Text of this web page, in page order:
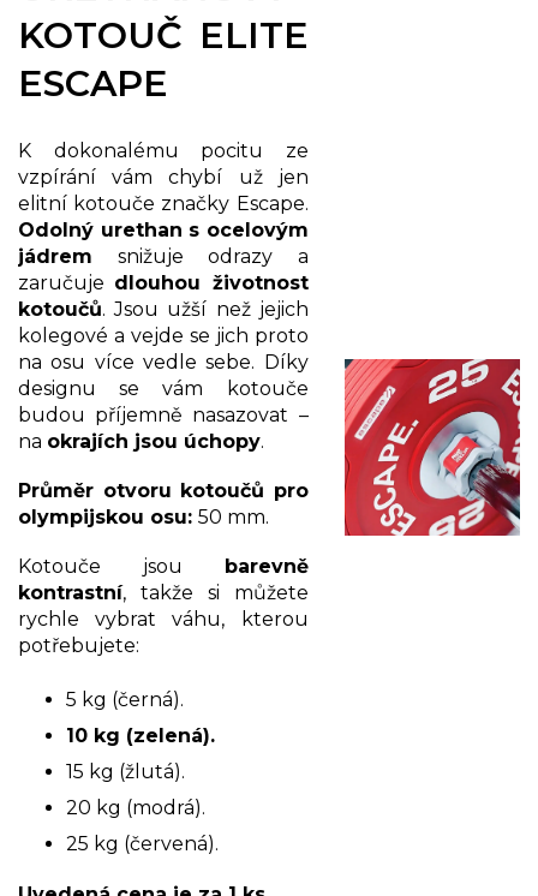
KOTOUČ ELITE
ESCAPE
K dokonalému pocitu ze
vzpírání vám chybí už jen
elitní kotouče značky Escape.
Odolný urethan s ocelovým
jádrem snižuje odrazy a
zaručuje dlouhou životnost
kotoučů. Jsou užší než jejich
kolegové a vejde se jich proto
na osu více vedle sebe. Díky
designu se vám kotouče
budou příjemně nasazovat –
na okrajích jsou úchopy.
Průměr otvoru kotoučů pro
olympijskou osu: 50 mm.
Kotouče jsou barevně
kontrastní, takže si můžete
rychle vybrat váhu, kterou
potřebujete:
5 kg (černá).
10 kg (zelená).
15 kg (žlutá).
20 kg (modrá).
25 kg (červená).